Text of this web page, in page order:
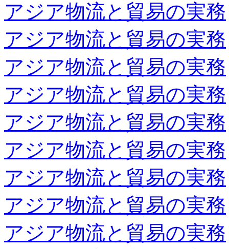
アジア物流と貿易の実務
アジア物流と貿易の実務
アジア物流と貿易の実務
アジア物流と貿易の実務
アジア物流と貿易の実務
アジア物流と貿易の実務
アジア物流と貿易の実務
アジア物流と貿易の実務
アジア物流と貿易の実務